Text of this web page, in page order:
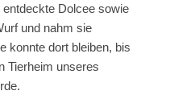
Dolcee sowie
und nahm sie
konnte dort bleiben, bis
Tierheim unseres